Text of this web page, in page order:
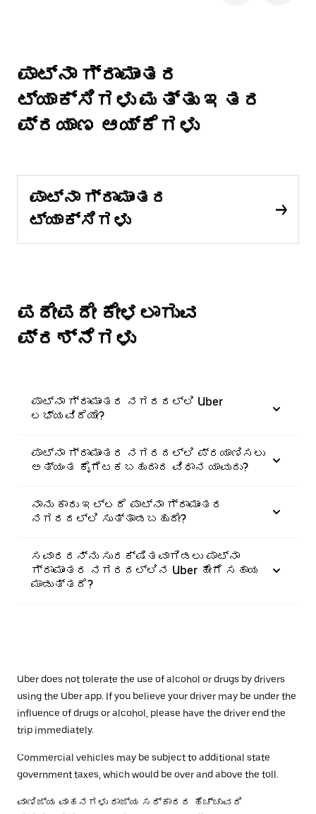
ಪಾಟ್ನಾ ಗ್ರಾಮಾಂತರ
ಟ್ಯಾಕ್ಸಿಗಳು ಮತ್ತು ಇತರ
ಪ್ರಯಾಣ ಆಯ್ಕೆಗಳು
ಪಾಟ್ನಾ ಗ್ರಾಮಾಂತರ
ಟ್ಯಾಕ್ಸಿಗಳು
ಪದೇಪದೇ ಕೇಳಲಾಗುವ
ಪ್ರಶ್ನೆಗಳು
ಪಾಟ್ನಾ ಗ್ರಾಮಾಂತರ ನಗರದಲ್ಲಿ Uber
ಲಭ್ಯವಿದೆಯೇ?
ಪಾಟ್ನಾ ಗ್ರಾಮಾಂತರ ನಗರದಲ್ಲಿ ಪ್ರಯಾಣಿಸಲು
ಅತ್ಯಂತ ಕೈಗೆಟಕಬಹುದಾದ ವಿಧಾನ ಯಾವುದು?
ನಾನು ಕಾರು ಇಲ್ಲದೆ ಪಾಟ್ನಾ ಗ್ರಾಮಾಂತರ
ನಗರದಲ್ಲಿ ಸುತ್ತಾಡಬಹುದೇ?
ಸವಾರರನ್ನು ಸುರಕ್ಷಿತವಾಗಿಡಲು ಪಾಟ್ನಾ
ಗ್ರಾಮಾಂತರ ನಗರದಲ್ಲಿನ Uber ಹೇಗೆ ಸಹಾಯ
ಮಾಡುತ್ತದೆ?
Uber does not tolerate the use of alcohol or drugs by drivers
using the Uber app. If you believe your driver may be under the
influence of drugs or alcohol, please have the driver end the
trip immediately.
Commercial vehicles may be subject to additional state
government taxes, which would be over and above the toll.
ವಾಣಿಜ್ಯ ವಾಹನಗಳು ರಾಜ್ಯ ಸರ್ಕಾರದ ಹೆಚ್ಚುವರಿ